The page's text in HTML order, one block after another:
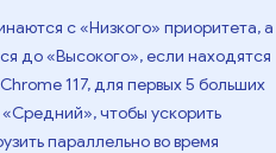
с «Низкого» приоритета, а
до «Высокого», если находятся
117, для первых 5 больших
чтобы ускорить
параллельно во время